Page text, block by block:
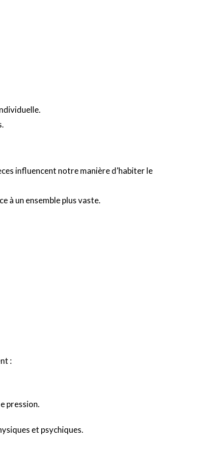
influencent notre manière d’habiter le
à un ensemble plus vaste.
:
pression.
et psychiques.